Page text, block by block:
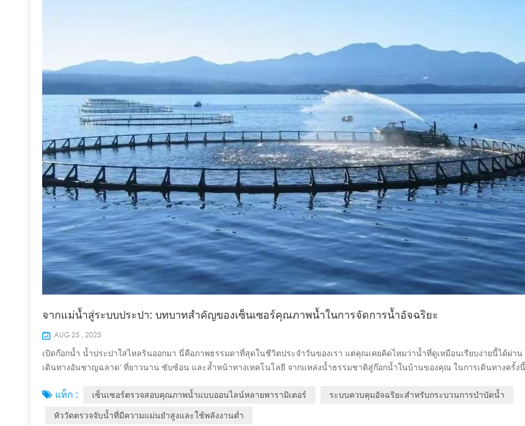
จากแม่น้ำสู่ระบบประปา: บทบาทสำคัญของเซ็นเซอร์คุณภาพน้ำในการจัดการน้ำอัจฉริยะ
AUG 25 , 2025
เปิดก๊อกน้ำ น้ำประปาใสไหลรินออกมา นี่คือภาพธรรมดาที่สุดในชีวิตประจำวันของเรา แต่คุณเคยคิดไหมว่าน้ำที่ดูเหมือนเรียบง่ายนี้ได้ผ่าน
เดินทางอันชาญฉลาด' ที่ยาวนาน ซับซ้อน และล้ำหน้าทางเทคโนโลยี จากแหล่งน้ำธรรมชาติสู่ก๊อกน้ำในบ้านของคุณ ในการเดินทางครั้งนี้
แหล่งน้ำ การเดิน...
แท็ก : เซ็นเซอร์ตรวจสอบคุณภาพน้ำแบบออนไลน์หลายพารามิเตอร์ ระบบควบคุมอัจฉริยะสำหรับกระบวนการบำบัดน้ำ
หัววัดตรวจจับน้ำที่มีความแม่นยำสูงและใช้พลังงานต่ำ